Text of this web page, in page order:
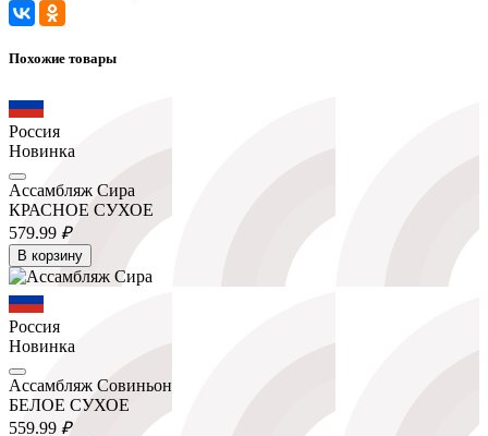
Похожие товары
Россия
Новинка
Ассамбляж Сира
КРАСНОЕ СУХОЕ
579.99 ₽
В корзину
Россия
Новинка
Ассамбляж Совиньон
БЕЛОЕ СУХОЕ
559.99 ₽